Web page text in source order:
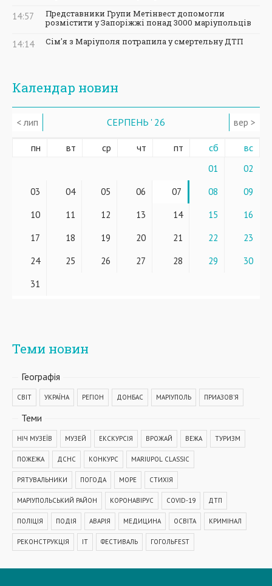
14:57
Представники Групи Метінвест допомогли
розмістити у Запоріжжі понад 3000 маріупольців
14:14 Сім'я з Маріуполя потрапила у смертельну ДТП
Календар новин
< лип СЕРПЕНЬ ' 26 вер >
пн вт ср чт пт сб вс
01
02
03
04 05 06 07 08
09
10
11 12 13 14 15
16
17
18 19 20 21 22
23
24
25 26 27 28 29
30
31
Теми новин
Географiя
СВІТ УКРАЇНА РЕГІОН ДОНБАС МАРІУПОЛЬ ПРИАЗОВ'Я
Теми
НІЧ МУЗЕЇВ МУЗЕЙ ЕКСКУРСІЯ ВРОЖАЙ ВЕЖА ТУРИЗМ
ПОЖЕЖА ДСНС КОНКУРС MARIUPOL CLASSIC
РЯТУВАЛЬНИКИ ПОГОДА МОРЕ СТИХІЯ
МАРІУПОЛЬСЬКИЙ РАЙОН КОРОНАВІРУС COVID-19 ДТП
ПОЛІЦІЯ ПОДІЯ АВАРІЯ МЕДИЦИНА ОСВІТА КРИМІНАЛ
РЕКОНСТРУКЦІЯ IT ФЕСТИВАЛЬ ГОГОЛЬFEST